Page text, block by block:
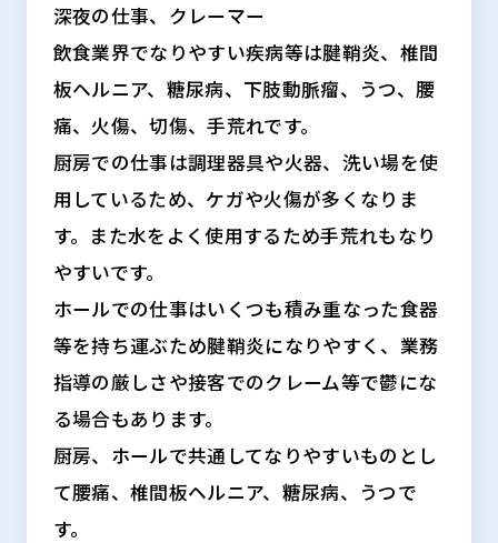
深夜の仕事、クレーマー
飲食業界でなりやすい疾病等は腱鞘炎、椎間
板ヘルニア、糖尿病、下肢動脈瘤、うつ、腰
痛、火傷、切傷、手荒れです。
厨房での仕事は調理器具や火器、洗い場を使
用しているため、ケガや火傷が多くなりま
す。また水をよく使用するため手荒れもなり
やすいです。
ホールでの仕事はいくつも積み重なった食器
等を持ち運ぶため腱鞘炎になりやすく、業務
指導の厳しさや接客でのクレーム等で鬱にな
る場合もあります。
厨房、ホールで共通してなりやすいものとし
て腰痛、椎間板ヘルニア、糖尿病、うつで
す。